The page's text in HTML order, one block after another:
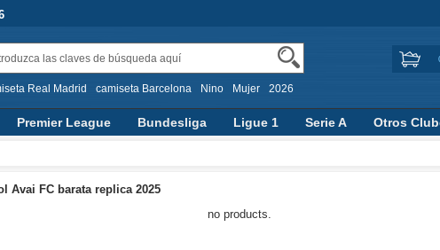
Real Madrid camiseta Barcelona Nino Mujer 2026
Premier League Bundesliga Ligue 1 Serie A Otros
Avai FC barata replica 2025
no products.